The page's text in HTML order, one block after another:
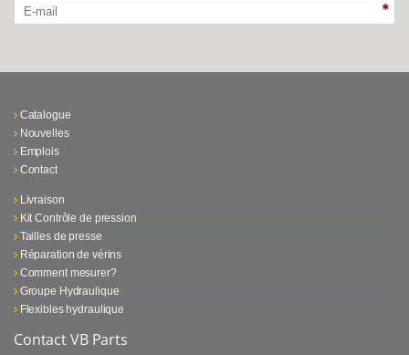
Catalogue
Nouvelles
Emplois
Contact
Livraison
Kit Contrôle de pression
Tailles de presse
Réparation de vérins
Comment mesurer?
Groupe Hydraulique
Flexibles hydraulique
Contact VB Parts